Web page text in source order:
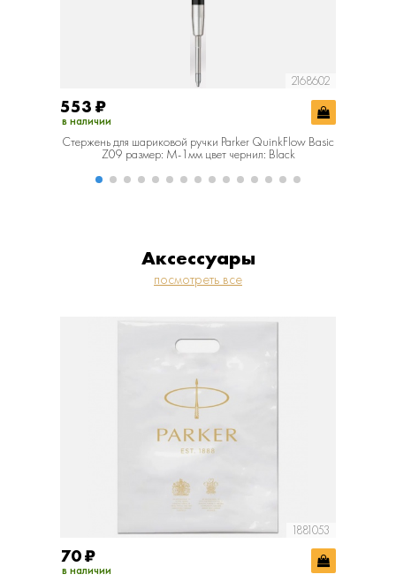
2168602
553 ₽
в наличии
Стержень для шариковой ручки Parker QuinkFlow Basic
Z09 размер: M-1мм цвет чернил: Black
Аксессуары
посмотреть все
1881053
70₽
в наличии